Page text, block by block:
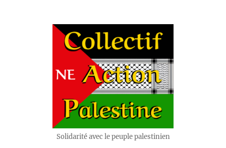
Solidarité avec le peuple palestinien